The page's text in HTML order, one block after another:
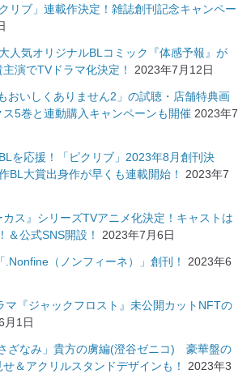
リブ」連載作決定！雑誌創刊記念キャンペー
人気オリジナルBLコミック『体感予報』が
演でTVドラマ化決定！
2023年7月12日
おいしくありません2」の試聴・店舗特典画
5巻と連動購入キャンペーンも開催 2023年7
を応援！「ピクリブ」2023年8月創刊決
大賞出身作が早くも連載開始！
2023年7
カス』シリーズTVアニメ化決定！キャストは
＆公式SNS開設！
2023年7月6日
.Nonfine（ノンフィーネ）」創刊！
2023年6
マ『ジャックフロスト』未公開カットNFTの
月1日
ざなみ」貴方の虜編(澄谷ゼニコ) 豪華盤の
＆アクリルスタンドデザインも！
2023年3